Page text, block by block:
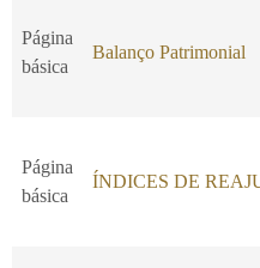
Página
básica
Balanço Patrimonial
Página
básica
ÍNDICES DE